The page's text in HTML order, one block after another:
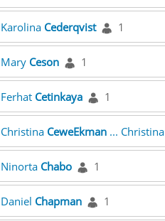
Karolina Cederqvist 1
Mary Ceson 1
Ferhat Cetinkaya 1
Christina CeweEkman... Christina
Ninorta Chabo 1
Daniel Chapman 1